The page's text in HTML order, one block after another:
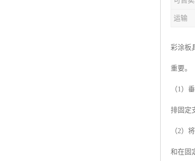
运输
彩涂板
重要。
（1）
排固定
（2）
和在固